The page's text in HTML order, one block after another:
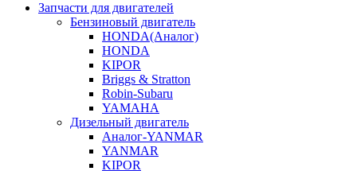
Запчасти для двигателей
Бензиновый двигатель
HONDA(Aналог)
HONDA
KIPOR
Briggs & Stratton
Robin-Subaru
YAMAHA
Дизельный двигатель
Аналог-YANMAR
YANMAR
KIPOR